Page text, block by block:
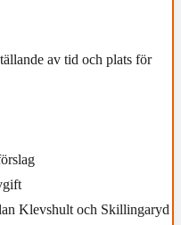
av tid och plats för
Klevshult och Skillingaryd